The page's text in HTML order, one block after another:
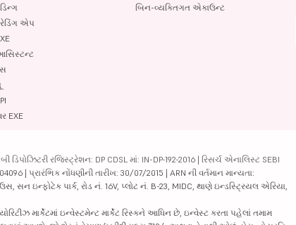
એપ
EXE
બિન-વ્યક્તિગત એકાઉન્ટ
રજિસ્ટ્રેશન: DP CDSL માં: IN-DP-192-2016 | રિસર્ચ એનાલિસ્ટ SEBI
| પ્રારંભિક નોંધણીની તારીખ: 30/07/2015 | ARN ની વર્તમાન માન્યતા:
સન ઇન્ફોટેક પાર્ક, રોડ નં. 16V, પ્લોટ નં. B-23, MIDC, થાણે ઇન્ડસ્ટ્રિયલ એરિયા,
માર્કેટમાં ઇન્વેસ્ટમેન્ટ માર્કેટ રિસ્કને આધિન છે, ઇન્વેસ્ટ કરતા પહેલાં તમામ